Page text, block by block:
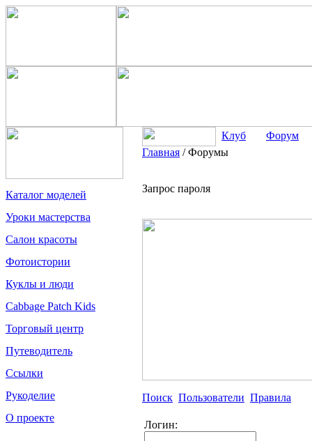
Каталог моделей
Уроки мастерства
Салон красоты
Фотоистории
Куклы и люди
Cabbage Patch Kids
Торговый центр
Путеводитель
Ссылки
Рукоделие
О проекте
Клуб
Форум
Главная /Форумы
Запрос пароля
Поиск Пользователи Правила
Логин: